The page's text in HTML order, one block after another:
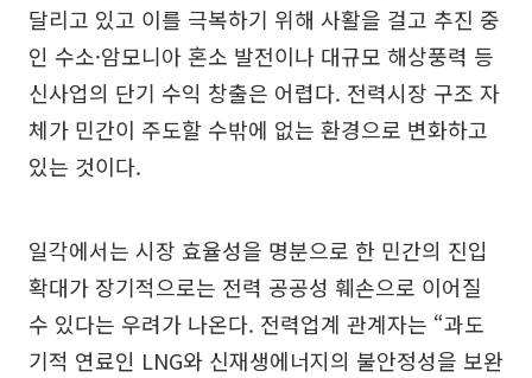
달리고 있고 이를 극복하기 위해 사활을 걸고 추진 중
인 수소·암모니아 혼소 발전이나 대규모 해상풍력 등
신사업의 단기 수익 창출은 어렵다. 전력시장 구조 자
체가 민간이 주도할 수밖에 없는 환경으로 변화하고
있는 것이다.
일각에서는 시장 효율성을 명분으로 한 민간의 진입
확대가 장기적으로는 전력 공공성 훼손으로 이어질
수 있다는 우려가 나온다. 전력업계 관계자는 “과도
기적 연료인 LNG와 신재생에너지의 불안정성을 보완